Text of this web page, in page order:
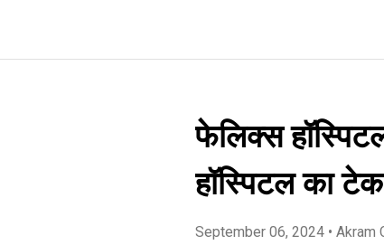
फेलिक्स
हॉस्पिटल का
September 06, 2024 • Akram